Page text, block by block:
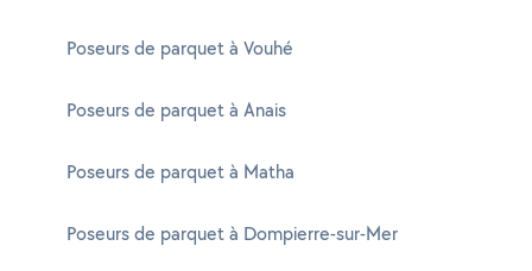
Poseurs de parquet à Vouhé
Poseurs de parquet à Anais
Poseurs de parquet à Matha
Poseurs de parquet à Dompierre-sur-Mer